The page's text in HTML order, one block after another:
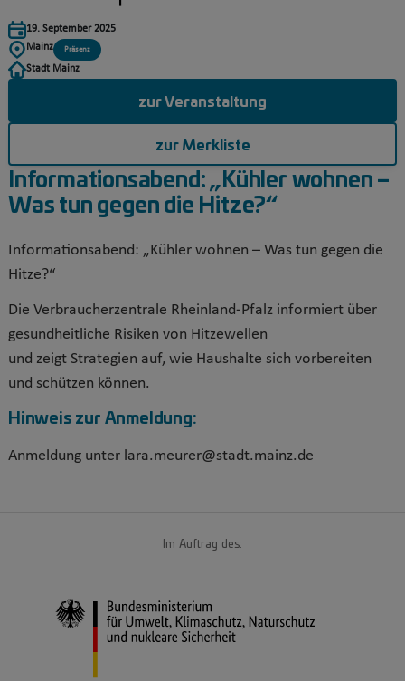
Informationsabend: „Kühler wohnen –
Was tun gegen die Hitze?“
Informationsabend: „Kühler wohnen – Was tun gegen die
Hitze?“
Die Verbraucherzentrale Rheinland-Pfalz informiert über
gesundheitliche Risiken von Hitzewellen
und zeigt Strategien auf, wie Haushalte sich vorbereiten
und schützen können.
Hinweis zur Anmeldung:
Anmeldung unter lara.meurer@stadt.mainz.de
19. September 2025
Mainz
Präsenz
Stadt Mainz
zur Veranstaltung
zur Merkliste
Im Auftrag des: